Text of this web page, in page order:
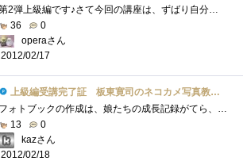
第2弾上級編です♪さて今回の講座は、ずばり自分だけのフォトブック作りです♪まず、撮影した写真からお気に入りの写真を選びレイアウトなど�...
36
0
operaさん
2012/02/17
上級編受講完了証 板東寛司のネコカメ写真教室パート2
フォトブックの作成は、娘たちの成長記録がてら、毎年行っています。（「Photoback」というサービスを使っています。フォトブック作成サービス�...
13
0
kazさん
2012/02/18